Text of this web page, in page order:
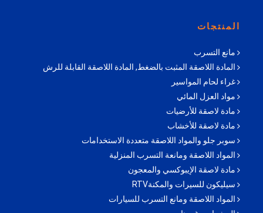
المنتجات
مانع التسرب
المادة اللاصقة المثبت بالضغط, المادة اللاصقة القابلة للرش
غراء لحام المواسير
مواد العزل المائي
مادة لاصقة للأرضيات
مادة لاصقة للأخشاب
سوبر جلو والمواد اللاصقة متعددة الاستخدامات
المواد اللاصقة ومانعة التسرب المنزلية
مادة لاصقة الإيبوكسي والمعجون
سيليكون للسيرات والمكنةRTV
المواد اللاصقة ومانع التسرب للسيارات